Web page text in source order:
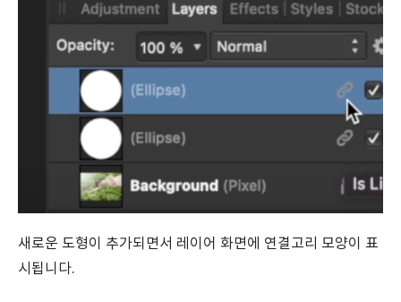
새로운 도형이 추가되면서 레이어 화면에 연결고리 모양이 표
시됩니다.